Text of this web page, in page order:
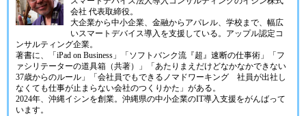
会社 代表取締役。
大企業から中小企業、金融からアパレル、学校まで、幅広
いスマートデバイス導入を支援している。アップル認定コ
ンサルティング企業。
著書に、「iPad on Business」「ソフトバンク流『超』速断の仕事術」「フ
ァシリテーターの道具箱（共著）」「あたりまえだけどなかなかできない
37歳からのルール」「会社員でもできるノマドワーキング 社員が出社し
なくても仕事が止まらない会社のつくりかた」がある。
2024年、 沖縄イシンを創業。沖縄県の中小企業のIT導入支援をがんばって
います。